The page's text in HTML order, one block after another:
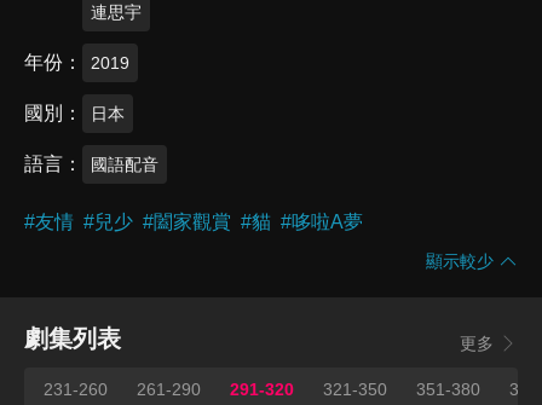
連思宇
年份 2019
國別 日本
語言 國語配音
#友情 #兒少 #闔家觀賞 #貓 #哆啦A夢
顯示較少
劇集列表 更多
231-260 261-290 291-320 321-350 351-380